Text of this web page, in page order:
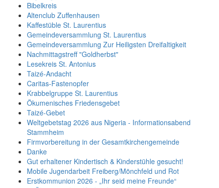
Bibelkreis
Altenclub Zuffenhausen
Kaffestüble St. Laurentius
Gemeindeversammlung St. Laurentius
Gemeindeversammlung Zur Heiligsten Dreifaltigkeit
Nachmittagstreff "Goldherbst"
Lesekreis St. Antonius
Taizé-Andacht
Caritas-Fastenopfer
Krabbelgruppe St. Laurentius
Ökumenisches Friedensgebet
Taizé-Gebet
Weltgebetstag 2026 aus Nigeria - Informationsabend
Stammheim
Firmvorbereitung in der Gesamtkirchengemeinde
Danke
Gut erhaltener Kindertisch & Kinderstühle gesucht!
Mobile Jugendarbeit Freiberg/Mönchfeld und Rot
Erstkommunion 2026 - „Ihr seid meine Freunde“